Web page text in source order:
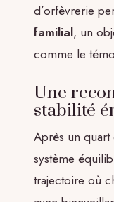
d’orfèvrerie
familial, un
comme le
Une
stabilité
Après un
système
trajectoire où